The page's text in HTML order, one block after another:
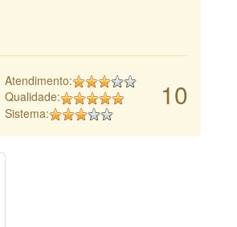
10
Atendimento:
Qualidade:
Sistema: